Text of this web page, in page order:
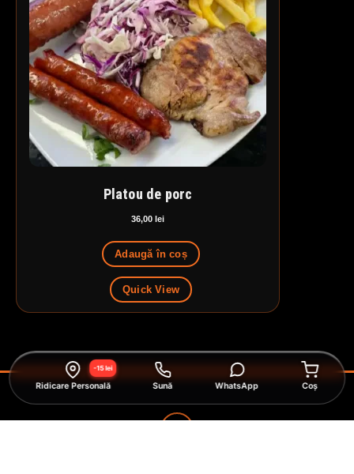
Platou de porc
36,00 lei
Adaugă în coș
Quick View
-15 lei
Ridicare Personală Sună WhatsApp Coș